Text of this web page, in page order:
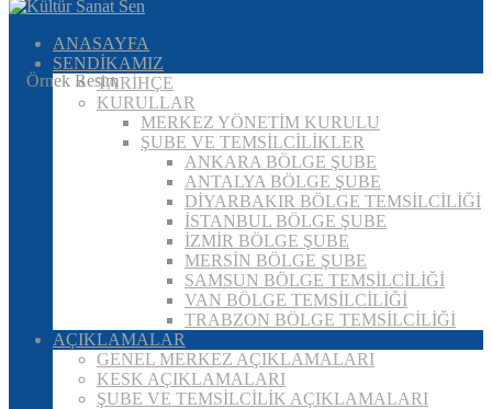
ANASAYFA
SENDİKAMIZ
TARİHÇE
KURULLAR
MERKEZ YÖNETİM KURULU
ŞUBE VE TEMSİLCİLİKLER
ANKARA BÖLGE ŞUBE
ANTALYA BÖLGE ŞUBE
DİYARBAKIR BÖLGE TEMSİLCİLİĞİ
İSTANBUL BÖLGE ŞUBE
İZMİR BÖLGE ŞUBE
MERSİN BÖLGE ŞUBE
SAMSUN BÖLGE TEMSİLCİLİĞİ
VAN BÖLGE TEMSİLCİLİĞİ
TRABZON BÖLGE TEMSİLCİLİĞİ
AÇIKLAMALAR
GENEL MERKEZ AÇIKLAMALARI
KESK AÇIKLAMALARI
ŞUBE VE TEMSİLCİLİK AÇIKLAMALARI